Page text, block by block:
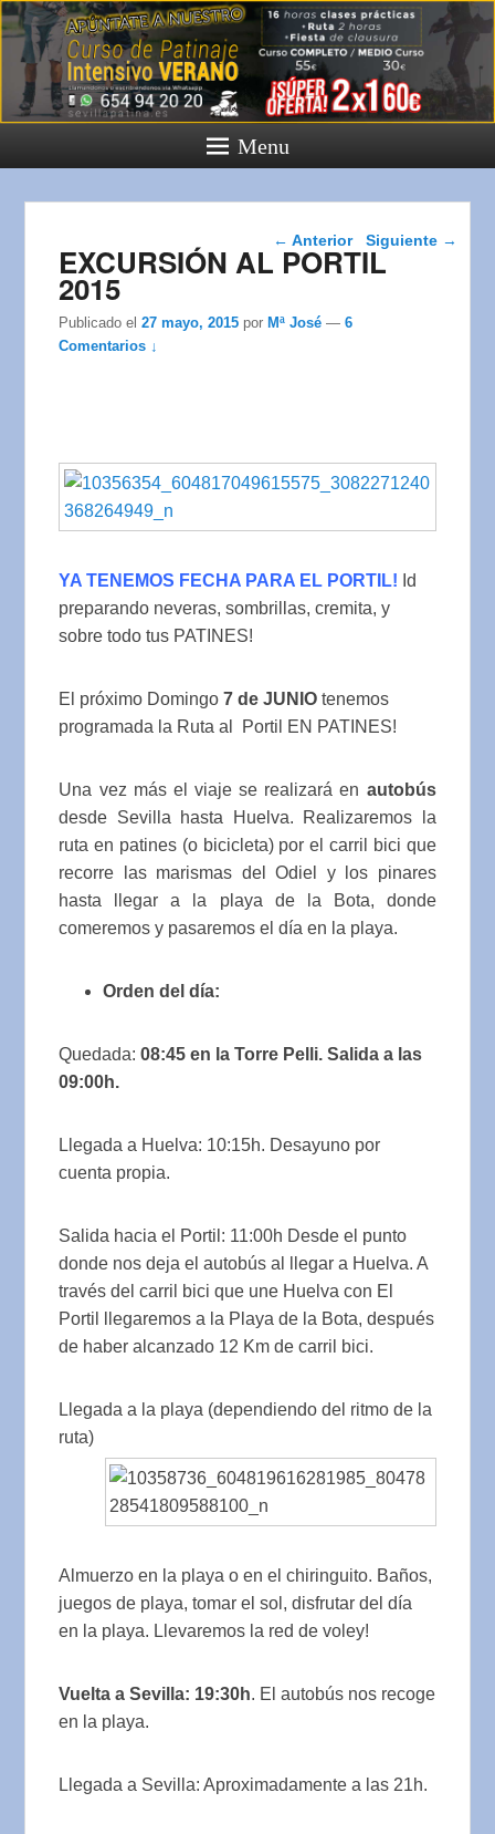
Menu
Navegador de artículos
← Anterior Siguiente →
EXCURSIÓN AL PORTIL
2015
Publicado el27 mayo, 2015 porMª José —6
Comentarios ↓
YA TENEMOS FECHA PARA EL PORTIL! Id
preparando neveras, sombrillas, cremita, y
sobre todo tus PATINES!
El próximo Domingo7 de JUNIO tenemos
programada la Ruta al Portil EN PATINES!
Una vez más el viaje se realizará en autobús
desde Sevilla hasta Huelva. Realizaremos la
ruta en patines (o bicicleta) por el carril bici que
recorre las marismas del Odiel y los pinares
hasta llegar a la playa de la Bota, donde
comeremos y pasaremos el día en la playa.
Orden del día:
Quedada:08:45 en la Torre Pelli. Salida a las
09:00h.
Llegada a Huelva: 10:15h. Desayuno por
cuenta propia.
Salida hacia el Portil: 11:00h Desde el punto
donde nos deja el autobús al llegar a Huelva. A
través del carril bici que une Huelva con El
Portil llegaremos a la Playa de la Bota, después
de haber alcanzado 12 Km de carril bici.
Llegada a la playa (dependiendo del ritmo de la
ruta)
Almuerzo en la playa o en el chiringuito. Baños,
juegos de playa, tomar el sol, disfrutar del día
en la playa. Llevaremos la red de voley!
Vuelta a Sevilla: 19:30h. El autobús nos recoge
en la playa.
Llegada a Sevilla: Aproximadamente a las 21h.